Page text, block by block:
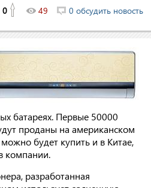
0 49 0 обсудить новость
батареях. Первые 50000
проданы на американском
будет купить и в Китае,
компании.
разработанная